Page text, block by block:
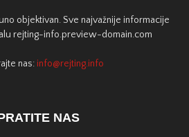
objektivan. Sve najvažnije informacije
rejting-info.preview-domain.com
nas: info@rejting.info
NAS